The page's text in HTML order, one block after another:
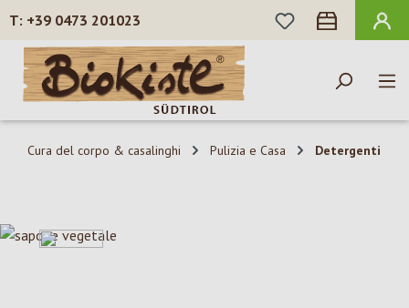
Passa al contenuto principale
+39 0473 201023
HAI 0 ARTICOLI
Cura del corpo & casalinghi Pulizia e Casa Detergenti
Salta la galleria di immagini